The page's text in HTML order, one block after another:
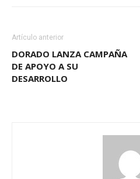
Artículo anterior
DORADO LANZA CAMPAÑA
DE APOYO A SU
DESARROLLO